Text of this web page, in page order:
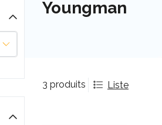
Youngman
3 produits Liste